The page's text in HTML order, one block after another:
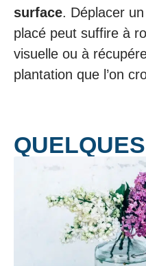
surface. Déplacer
placé peut suffire à
visuelle ou à
plantation que l’on